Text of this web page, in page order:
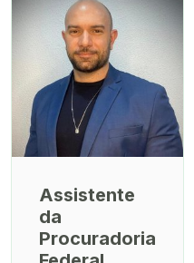
Assistente
da
Procuradoria